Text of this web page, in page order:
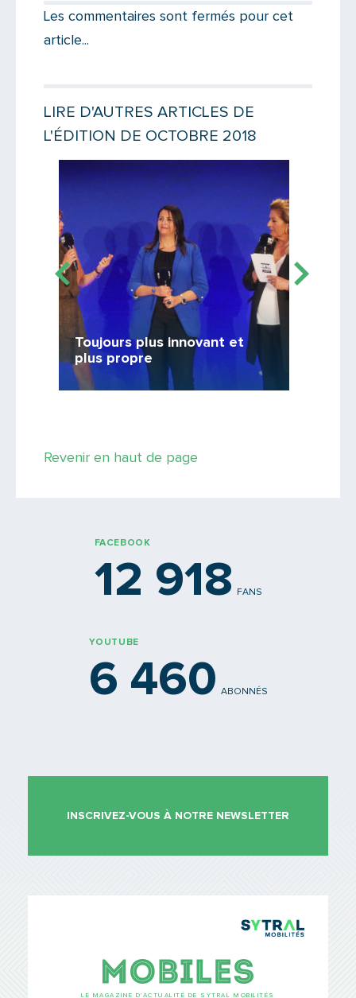
Message
Les commentaires sont fermés pour cet
article...
LIRE D'AUTRES ARTICLES DE
L'ÉDITION DE OCTOBRE 2018
Lire la suite
Toujours plus innovant et
plus propre
Revenir en haut de page
FACEBOOK
12 918 FANS
YOUTUBE
6 460 ABONNÉS
INSCRIVEZ-VOUS À NOTRE NEWSLETTER
LE MAGAZINE D’ACTUALITÉ DE SYTRAL MOBILITÉS